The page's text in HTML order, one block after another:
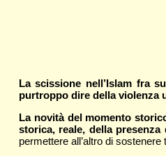
La scissione nell’Islam fra
purtroppo dire della violenza
La novità del momento
storica, reale, della
permettere all’altro di